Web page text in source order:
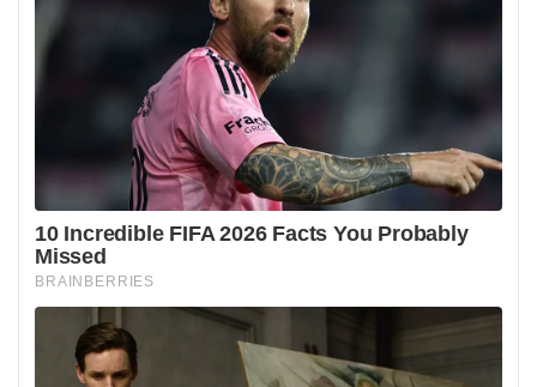
transporcie, synchronizacji systemów oraz bezpieczeństwo
międzynarodowe, jeśli Polska zdecydowałaby się działać
jednostronnie bez porozumienia Unii Europejskiej. Z kolei
zwolennicy podkreślali zdrowotne i techniczne korzyści,
wskazując na konieczność stabilizacji i poprawy jakości
Ograniczenia związane z
członkostwem w Unii
Europejskiej